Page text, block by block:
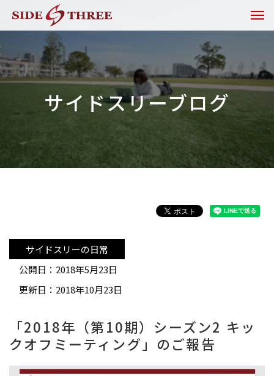
サイドスリーブログ
サイドスリーの日常
公開日：2018年5月23日
更新日：2018年10月23日
「2018年（第10期）シーズン2 キッ
クオフミーティング」のご報告